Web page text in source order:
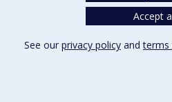
Accept
See our privacy policy andterms